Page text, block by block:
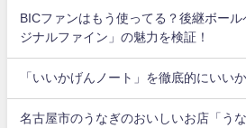
BICファンはもう使ってる？後継ボー
ジナルファイン」の魅力を検証！
「いいかげんノート」を徹底的にいい
名古屋市のうなぎのおいしいお店「うな